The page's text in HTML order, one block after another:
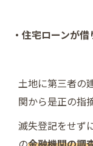
・住宅ローンが
土地に第三者の
関から是正の指
滅失登記をせず